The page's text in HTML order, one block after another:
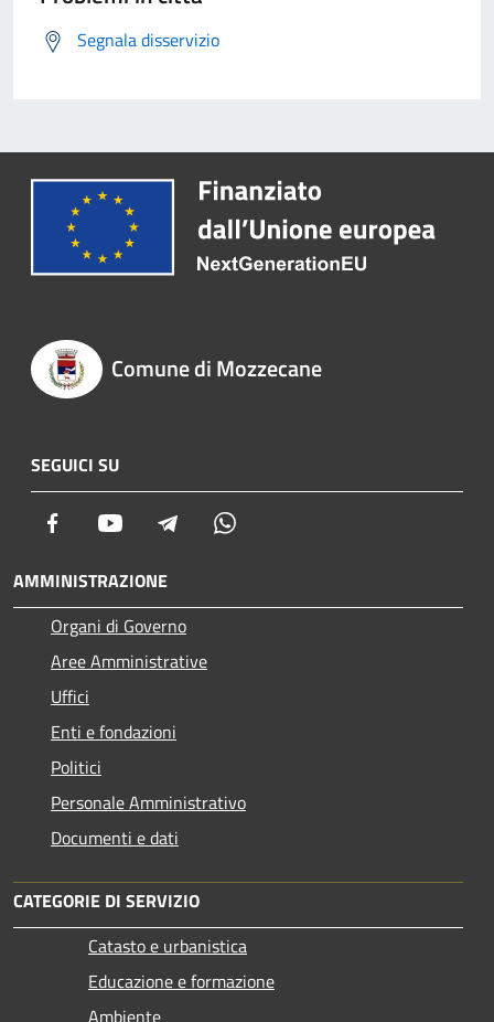
Segnala disservizio
Comune di Mozzecane
SEGUICI SU
Facebook Youtube Telegram
AMMINISTRAZIONE
Organi di Governo
Aree Amministrative
Uffici
Enti e fondazioni
Politici
Personale Amministrativo
Documenti e dati
CATEGORIE DI SERVIZIO
Catasto e urbanistica
Educazione e formazione
Ambiente